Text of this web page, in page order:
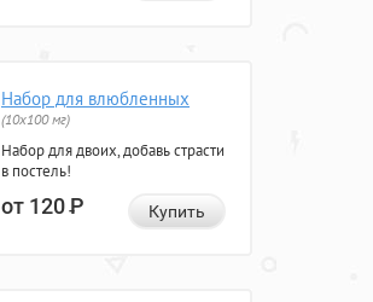
Набор для влюбленных
(10х100 мг)
Набор для двоих, добавь страсти
в постель!
от 120Р Купить